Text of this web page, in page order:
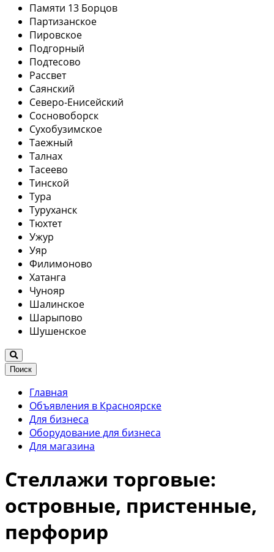
Памяти 13 Борцов
Партизанское
Пировское
Подгорный
Подтесово
Рассвет
Саянский
Северо-Енисейский
Сосновоборск
Сухобузимское
Таежный
Талнах
Тасеево
Тинской
Тура
Туруханск
Тюхтет
Ужур
Уяр
Филимоново
Хатанга
Чунояр
Шалинское
Шарыпово
Шушенское
Поиск
Главная
Объявления в Красноярске
Для бизнеса
Оборудование для бизнеса
Для магазина
Стеллажи торговые:
островные, пристенные,
перфорир